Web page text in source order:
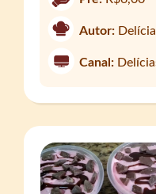
Autor:
Canal: